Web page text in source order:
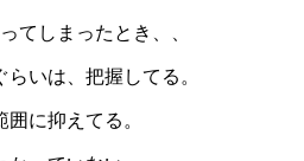
てしまったとき、、
いは、把握してる。
に抑えてる。